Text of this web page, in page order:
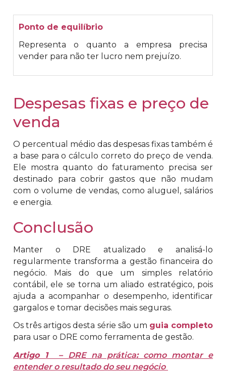
Ponto de equilíbrio
Representa o quanto a empresa precisa
vender para não ter lucro nem prejuízo.
Despesas fixas e preço de
venda
O percentual médio das despesas fixas também é
a base para o cálculo correto do preço de venda.
Ele mostra quanto do faturamento precisa ser
destinado para cobrir gastos que não mudam
com o volume de vendas, como aluguel, salários
e energia.
Conclusão
Manter o DRE atualizado e analisá-lo
regularmente transforma a gestão financeira do
negócio. Mais do que um simples relatório
contábil, ele se torna um aliado estratégico, pois
ajuda a acompanhar o desempenho, identificar
gargalos e tomar decisões mais seguras.
Os três artigos desta série são um guia completo
para usar o DRE como ferramenta de gestão.
Artigo 1 – DRE na prática: como montar e
entender o resultado do seu negócio